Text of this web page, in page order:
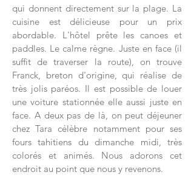
qui donnent directement sur la plage. La
cuisine est délicieuse pour un prix
abordable. L'hôtel prête les canoes et
paddles. Le calme règne. Juste en face (il
suffit de traverser la route), on trouve
Franck, breton d'origine, qui réalise de
très jolis paréos. Il est possible de louer
une voiture stationnée elle aussi juste en
face. A deux pas de là, on peut déjeuner
chez Tara célèbre notamment pour ses
fours tahitiens du dimanche midi, très
colorés et animés. Nous adorons cet
endroit au point que nous y revenons.